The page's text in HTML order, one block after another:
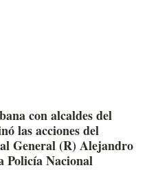
con alcaldes del
las acciones del
General (R) Alejandro
Policía Nacional